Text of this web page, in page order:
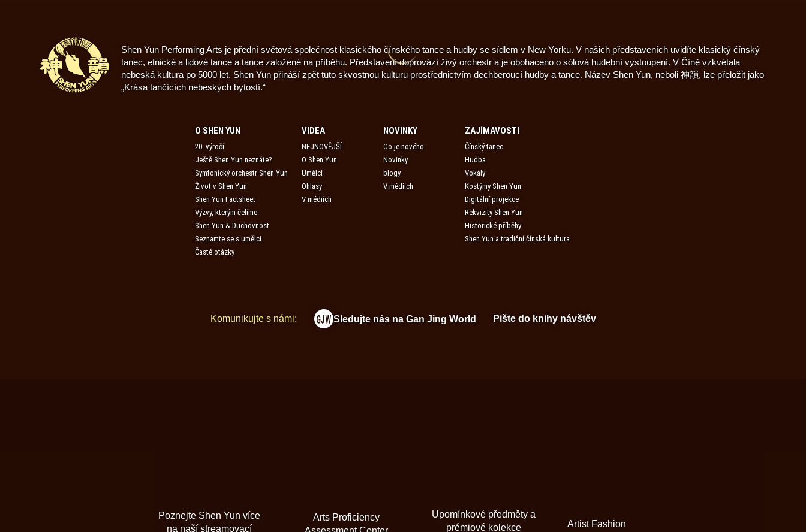
Shen Yun Performing Arts je přední světová společnost klasického čínského tance a hudby se sídlem v New Yorku. V našich představeních uvidíte klasický čínský
tanec, etnické a lidové tance a tance založené na příběhu. Představení doprovází živý orchestr a je obohaceno o sólová hudební vystoupení. V Číně vzkvétala
nebeská kultura po 5000 let. Shen Yun přináší zpět tuto skvostnou kulturu prostřednictvím dechberoucí hudby a tance. Název Shen Yun, neboli 神韻, lze přeložit jako
„Krása tančících nebeských bytostí.“
O SHEN YUN
20. výročí
Ještě Shen Yun neznáte?
Symfonický orchestr Shen Yun
Život v Shen Yun
Shen Yun Factsheet
Výzvy, kterým čelíme
Shen Yun & Duchovnost
Seznamte se s umělci
Časté otázky
VIDEA
NEJNOVĚJŠÍ
O Shen Yun
Umělci
Ohlasy
V médiích
NOVINKY
Co je nového
Novinky
blogy
V médiích
ZAJÍMAVOSTI
Čínský tanec
Hudba
Vokály
Kostýmy Shen Yun
Digitální projekce
Rekvizity Shen Yun
Historické příběhy
Shen Yun a tradiční čínská kultura
Komunikujte s námi: Sledujte nás na Gan Jing World Pište do knihy návštěv
Poznejte Shen Yun více
na naší streamovací
Arts Proficiency
Upomínkové předměty a
prémiové kolekce
Artist Fashion